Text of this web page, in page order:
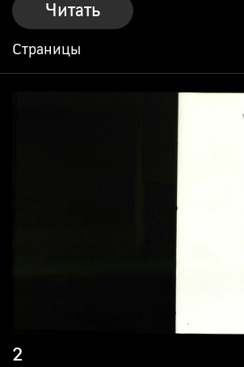
Читать
Страницы
2